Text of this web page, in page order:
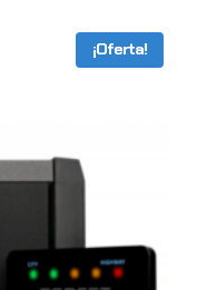
¡Oferta!